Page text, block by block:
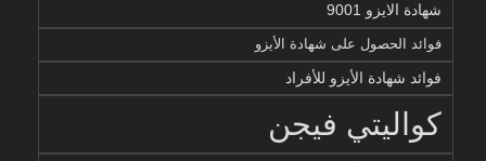
شهادة الايزو 9001
فوائد الحصول على شهادة الأيزو
فوائد شهادة الأيزو للأفراد
كواليتي فيجن